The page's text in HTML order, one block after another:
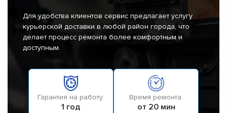
Для удобства клиентов сервис предлагает услугу
курьерской доставки в любой район города, что
делает процесс ремонта более комфортным и
доступным.
Гарантия на работу:
1 год
Время ремонта:
от 20 мин